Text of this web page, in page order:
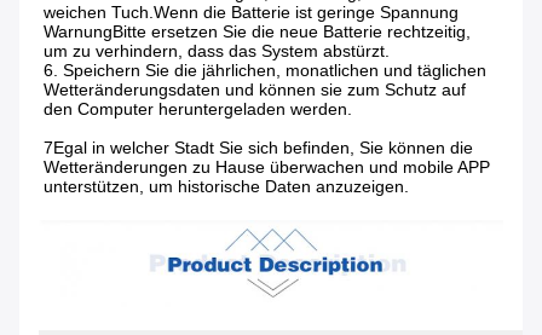
weichen Tuch.Wenn die Batterie ist geringe Spannung
WarnungBitte ersetzen Sie die neue Batterie rechtzeitig,
um zu verhindern, dass das System abstürzt.
6. Speichern Sie die jährlichen, monatlichen und täglichen
Wetteränderungsdaten und können sie zum Schutz auf
den Computer heruntergeladen werden.
7Egal in welcher Stadt Sie sich befinden, Sie können die
Wetteränderungen zu Hause überwachen und mobile APP
unterstützen, um historische Daten anzuzeigen.